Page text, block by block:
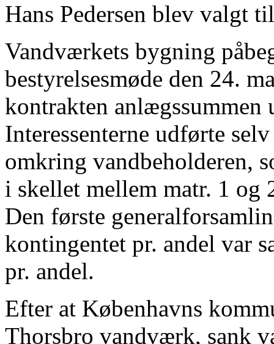
Hans Pedersen blev valgt
Vandværkets bygning
bestyrelsesmøde den 24.
kontrakten anlægssummen
Interessenterne udførte
omkring vandbeholderen,
i skellet mellem matr. 1 og
Den første
kontingentet pr. andel var
pr. andel.
Efter at Københavns
Thorsbro vandværk, sank